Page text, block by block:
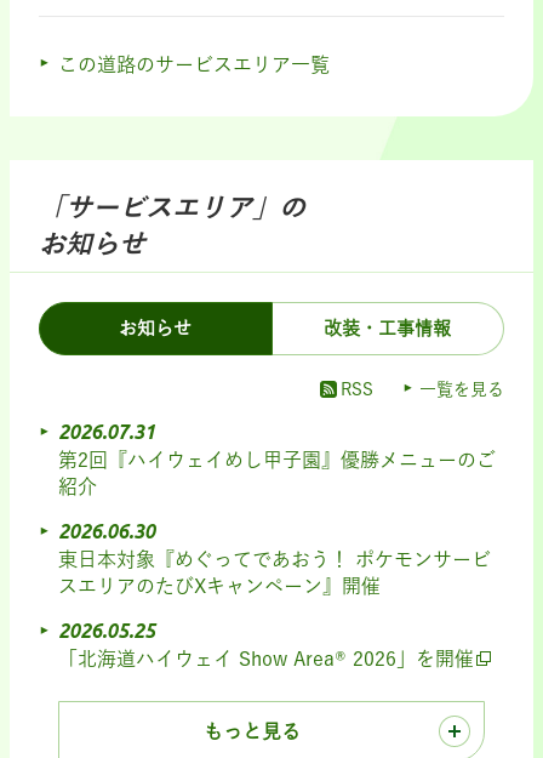
この道路のサービスエリア一覧
「サービスエリア」の
お知らせ
お知らせ 改装・工事情報
RSS 一覧を見る
2026.07.31
第2回『ハイウェイめし甲子園』優勝メニューのご
紹介
2026.06.30
東日本対象『めぐってであおう！ ポケモンサービ
スエリアのたびXキャンペーン』開催
2026.05.25
「北海道ハイウェイ Show Area® 2026」を開催
もっと見る